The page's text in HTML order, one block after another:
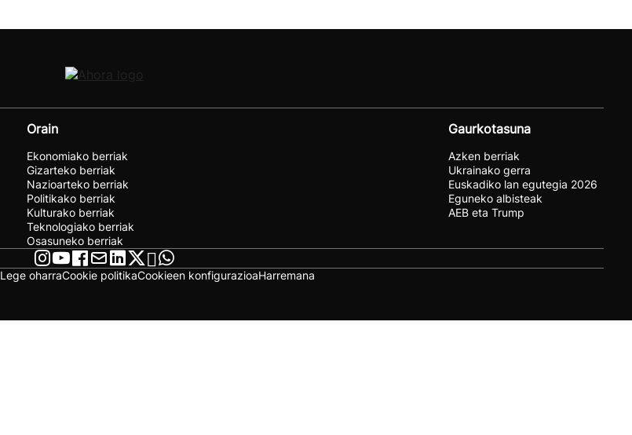
Orain
Ekonomiako berriak
Gizarteko berriak
Nazioarteko berriak
Politikako berriak
Kulturako berriak
Teknologiako berriak
Osasuneko berriak
Gaurkotasuna
Azken berriak
Ukrainako gerra
Euskadiko lan egutegia 2026
Eguneko albisteak
AEB eta Trump
Lege oharraCookie politikaCookieen konfigurazioaHarremana